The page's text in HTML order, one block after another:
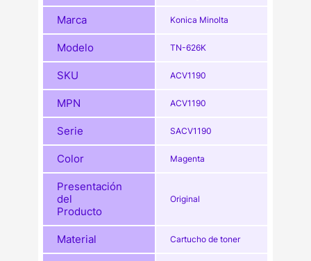
Marca Konica Minolta
Modelo TN-626K
SKU ACV1190
MPN ACV1190
Serie SACV1190
Color Magenta
Presentación
del
Producto
Original
Material Cartucho de toner